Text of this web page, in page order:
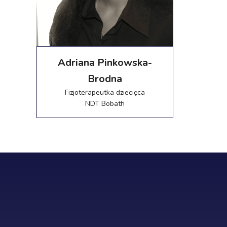
Adriana Pinkowska-
Brodna
Fizjoterapeutka dziecięca
NDT Bobath